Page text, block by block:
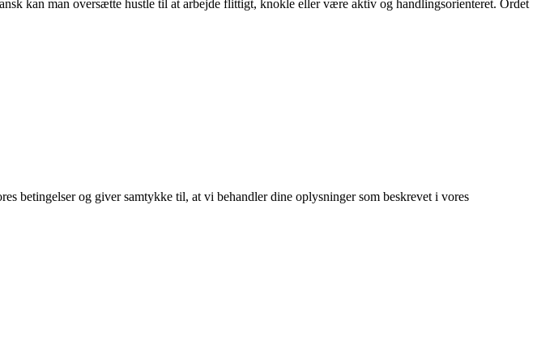
kan man oversætte hustle til at arbejde flittigt, knokle eller være aktiv og handlingsorienteret. Ordet
betingelser og giver samtykke til, at vi behandler dine oplysninger som beskrevet i vores